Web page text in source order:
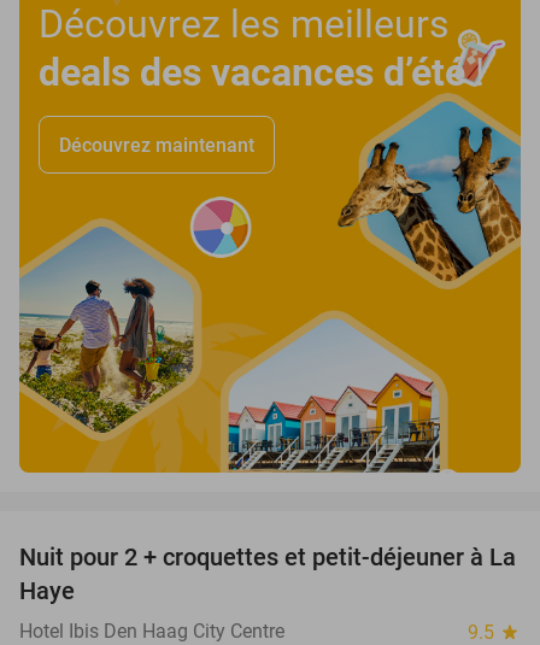
Découvrez les meilleurs
deals des vacances d’été!
Découvrez maintenant
41%
Nuit pour 2 + croquettes et petit-déjeuner à La
Haye
Hotel Ibis Den Haag City Centre 9.5 star